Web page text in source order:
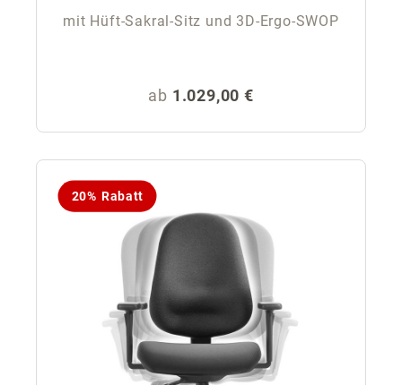
mit Hüft-Sakral-Sitz und 3D-Ergo-SWOP
Regulärer Preis:
ab 1.029,00 €
20% Rabatt